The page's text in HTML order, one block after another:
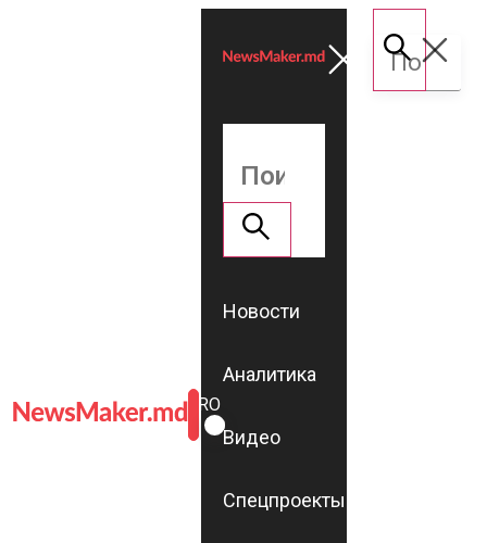
ROMÂNĂ
RU
Новости
Аналитика
Видео
Спецпроекты